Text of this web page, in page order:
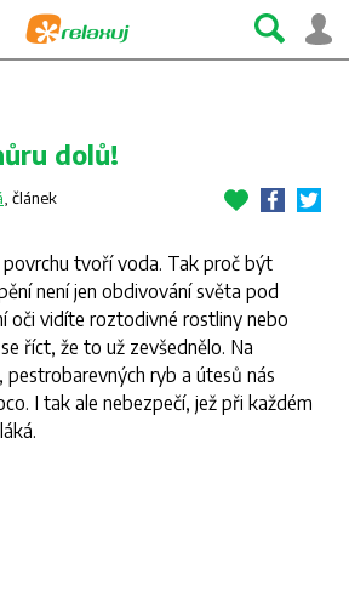
dolů!
článek
tvoří voda. Tak proč být
není jen obdivování světa pod
oči vidíte roztodivné rostliny nebo
říct, že to už zevšednělo. Na
ryb a útesů nás
I tak ale nebezpečí, jež při každém